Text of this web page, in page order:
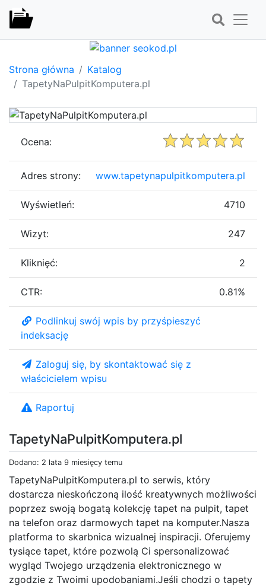
Strona główna
Katalog
TapetyNaPulpitKomputera.pl
TapetyNaPulpitKomputera.pl
Dodano: 2 lata 9 miesięcy temu
TapetyNaPulpitKomputera.pl to serwis, który
dostarcza nieskończoną ilość kreatywnych możliwości
poprzez swoją bogatą kolekcję tapet na pulpit, tapet
na telefon oraz darmowych tapet na komputer.Nasza
platforma to skarbnica wizualnej inspiracji. Oferujemy
tysiące tapet, które pozwolą Ci spersonalizować
wygląd Twojego urządzenia elektronicznego w
zgodzie z Twoimi upodobaniami.Jeśli chodzi o tapety
Ocena:
Adres strony: www.tapetynapulpitkomputera.pl
Wyświetleń: 4710
Wizyt: 247
Kliknięć: 2
CTR: 0.81%
Podlinkuj swój wpis by przyśpieszyć
indeksację
Zaloguj się, by skontaktować się z
właścicielem wpisu
Raportuj